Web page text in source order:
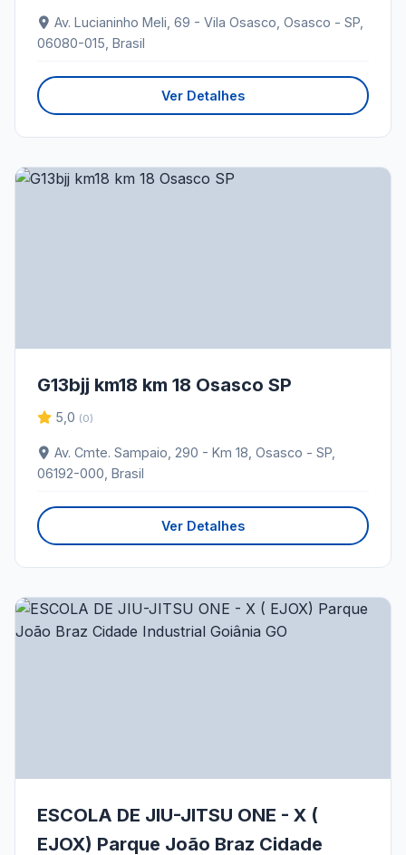
Av. Lucianinho Meli, 69 - Vila Osasco, Osasco - SP,
06080-015, Brasil
Ver Detalhes
G13bjj km18 km 18 Osasco SP
5,0 (0)
Av. Cmte. Sampaio, 290 - Km 18, Osasco - SP,
06192-000, Brasil
Ver Detalhes
ESCOLA DE JIU-JITSU ONE - X (
EJOX) Parque João Braz Cidade